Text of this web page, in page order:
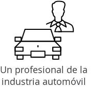
Un profesional de la
industria automóvil